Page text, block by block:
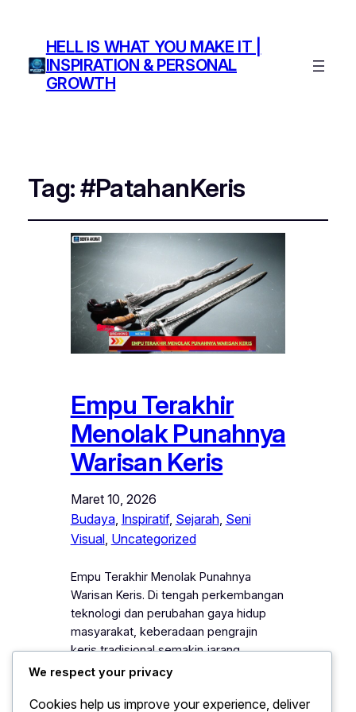
HELL IS WHAT YOU MAKE IT |
INSPIRATION & PERSONAL
GROWTH
Tag:#PatahanKeris
Empu Terakhir
Menolak Punahnya
Warisan Keris
Maret 10, 2026
Budaya, Inspiratif, Sejarah, Seni
Visual, Uncategorized
Empu Terakhir Menolak Punahnya
Warisan Keris. Di tengah perkembangan
teknologi dan perubahan gaya hidup
masyarakat, keberadaan pengrajin
keris tradisional semakin jarang
ditemukan. Namun demikian, masih ada
teguh pada warisan leluhur tersebut.
We respect your privacy
Cookies help us improve your experience, deliver